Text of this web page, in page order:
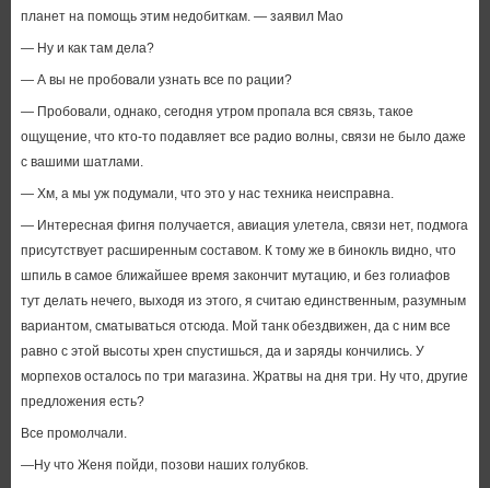
планет на помощь этим недобиткам. — заявил Мао
— Ну и как там дела?
— А вы не пробовали узнать все по рации?
— Пробовали, однако, сегодня утром пропала вся связь, такое
ощущение, что кто-то подавляет все радио волны, связи не было даже
с вашими шатлами.
— Хм, а мы уж подумали, что это у нас техника неисправна.
— Интересная фигня получается, авиация улетела, связи нет, подмога
присутствует расширенным составом. К тому же в бинокль видно, что
шпиль в самое ближайшее время закончит мутацию, и без голиафов
тут делать нечего, выходя из этого, я считаю единственным, разумным
вариантом, сматываться отсюда. Мой танк обездвижен, да с ним все
равно с этой высоты хрен спустишься, да и заряды кончились. У
морпехов осталось по три магазина. Жратвы на дня три. Ну что, другие
предложения есть?
Все промолчали.
—Ну что Женя пойди, позови наших голубков.